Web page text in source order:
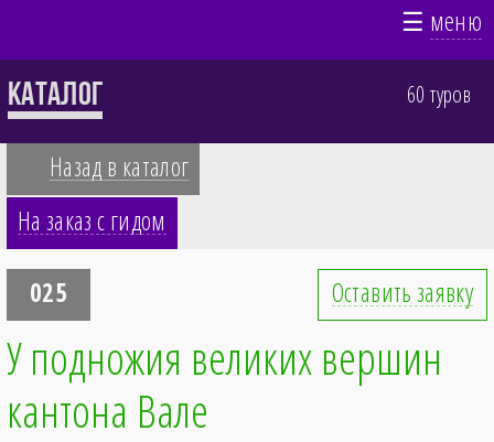
☰ меню
Каталог 60 туров
Назад в каталог
На заказ с гидом
025 Оставить заявку
У подножия великих вершин
кантона Вале